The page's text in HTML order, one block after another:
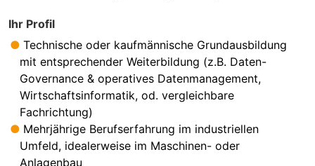
Ihr Profil
Technische oder kaufmännische Grundausbildung
mit entsprechender Weiterbildung (z.B. Daten-
Governance & operatives Datenmanagement,
Wirtschaftsinformatik, od. vergleichbare
Fachrichtung)
Mehrjährige Berufserfahrung im industriellen
Umfeld, idealerweise im Maschinen- oder
Anlagenbau